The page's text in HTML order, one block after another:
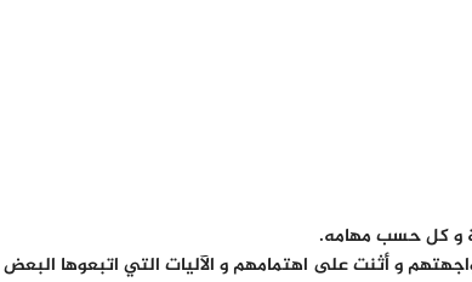
و كل حسب مهامه.
و أثنت على اهتمامهم و الآليات التي اتبعوها